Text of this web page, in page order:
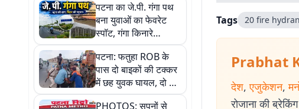
पटना का जे.पी. गंगा पथ
बना युवाओं का फेवरेट
स्पॉट, गंगा किनारे
खूबसूरती और सुकून का
परफेक्ट कॉम्बिनेशन
पटना: फतुहा ROB के
पास दो बाइकों की टक्कर
में छह युवक घायल, दो की
हालत गंभीर
PHOTOS: सपनों से
Tags 20 fire
Prabhat
देश, एजुकेशन,
रोजाना की ब्रेकिंग